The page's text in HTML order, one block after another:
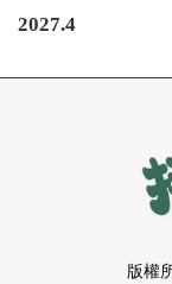
2027.4
版權